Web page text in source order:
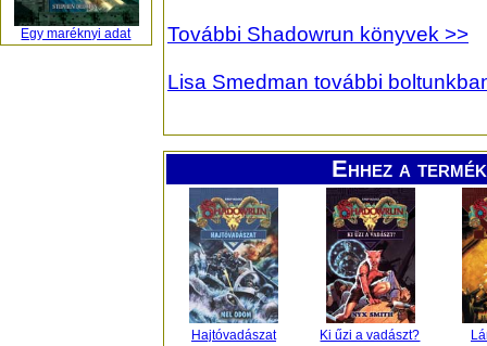
Egy maréknyi adat További Shadowrun könyvek >>
Lisa Smedman további
Ehhez a
Hajtóvadászat Ki űzi a vadászt?